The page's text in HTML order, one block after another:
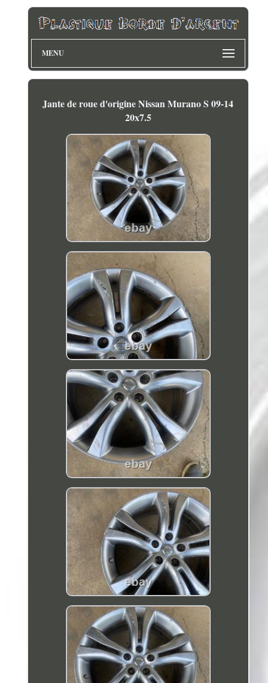
MENU
Jante de roue d'origine Nissan Murano S 09-14
20x7.5